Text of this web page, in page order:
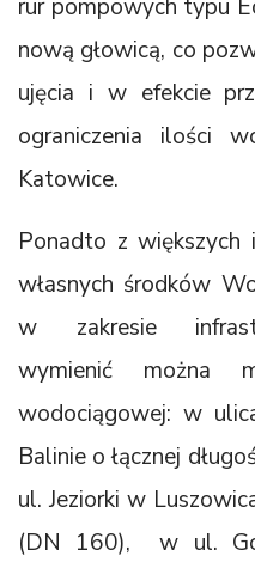
rur pompowych typu
nową głowicą, co
ujęcia i w efekcie
ograniczenia ilości
Katowice.
Ponadto z większych
własnych środków
w zakresie
wymienić można
wodociągowej: w
Balinie o łącznej
ul. Jeziorki w
(DN 160), w ul.